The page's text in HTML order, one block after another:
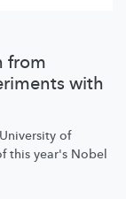
from
with
of
this year's Nobel